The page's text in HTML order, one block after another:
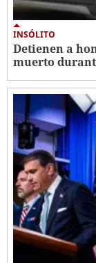
INSÓLITO
Detienen a
muerto